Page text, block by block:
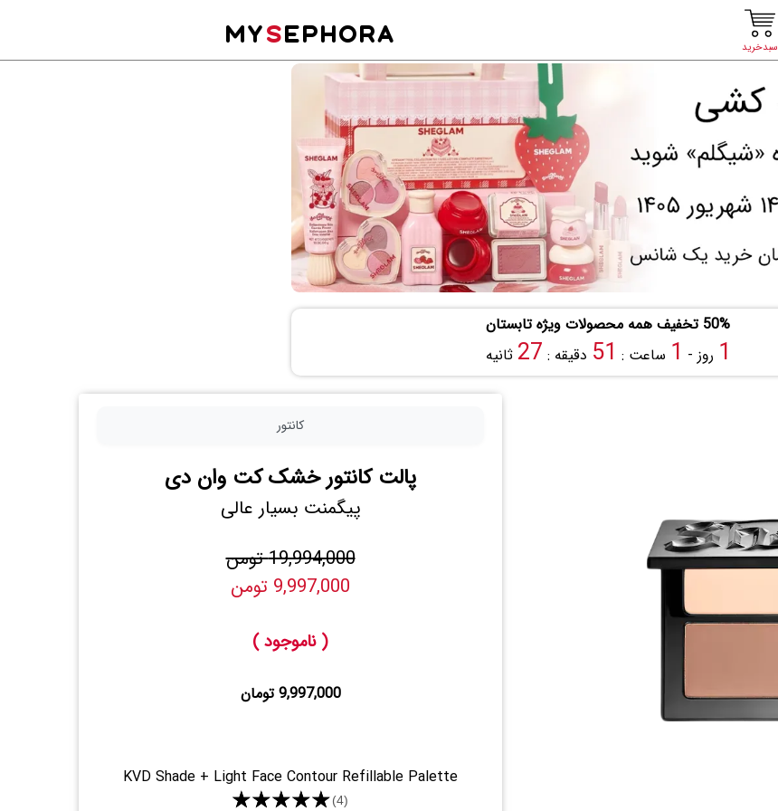
سبدخرید
MYSEPHORA
50% تخفیف همه محصولات ویژه تابستان
1 روز - 1 ساعت : 51 دقیقه : 26 ثانیه
کانتور
پالت کانتور خشک کت وان دی
پیگمنت بسیار عالی
19,994,000 تومن
9,997,000 تومن
( ناموجود )
9,997,000 تومان
KVD Shade + Light Face Contour Refillable Palette
★★★★★(4)